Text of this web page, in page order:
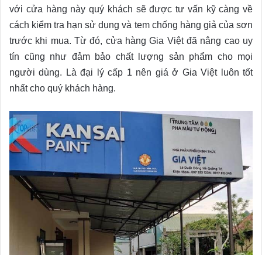
với cửa hàng này quý khách sẽ được tư vấn kỹ càng về
cách kiểm tra hạn sử dụng và tem chống hàng giả của sơn
trước khi mua. Từ đó, cửa hàng Gia Việt đã nâng cao uy
tín cũng như đảm bảo chất lượng sản phẩm cho mọi
người dùng. Là đại lý cấp 1 nên giá ở Gia Việt luôn tốt
nhất cho quý khách hàng.